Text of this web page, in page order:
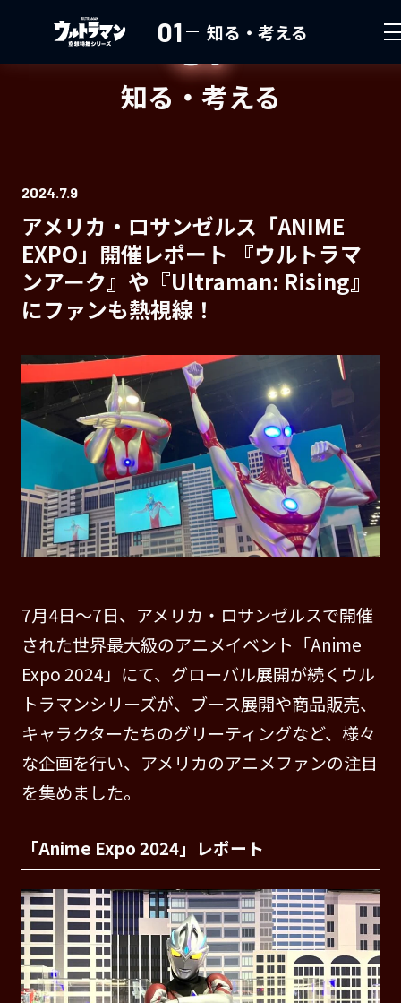
01 知る・考える
知る・考える
2024.7.9
アメリカ・ロサンゼルス「ANIME
EXPO」開催レポート 『ウルトラマ
ンアーク』や『Ultraman: Rising』
にファンも熱視線！
7月4日〜7日、アメリカ・ロサンゼルスで開催
された世界最大級のアニメイベント「Anime
Expo 2024」にて、グローバル展開が続くウル
トラマンシリーズが、ブース展開や商品販売、
キャラクターたちのグリーティングなど、様々
な企画を行い、アメリカのアニメファンの注目
を集めました。
「Anime Expo 2024」レポート